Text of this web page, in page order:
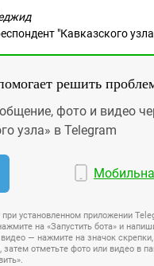
"Кавказского
решить
фото и видео
узла» в Telegram
при установленном приложении
на «Запустить бота» и
— нажмите на значок
отметьте фото или видео в